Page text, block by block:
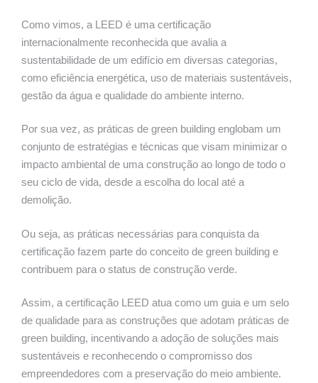
Como vimos, a LEED é uma certificação
internacionalmente reconhecida que avalia a
sustentabilidade de um edifício em diversas categorias,
como eficiência energética, uso de materiais sustentáveis,
gestão da água e qualidade do ambiente interno.
Por sua vez, as práticas de green building englobam um
conjunto de estratégias e técnicas que visam minimizar o
impacto ambiental de uma construção ao longo de todo o
seu ciclo de vida, desde a escolha do local até a
demolição.
Ou seja, as práticas necessárias para conquista da
certificação fazem parte do conceito de green building e
contribuem para o status de construção verde.
Assim, a certificação LEED atua como um guia e um selo
de qualidade para as construções que adotam práticas de
green building, incentivando a adoção de soluções mais
sustentáveis e reconhecendo o compromisso dos
empreendedores com a preservação do meio ambiente.